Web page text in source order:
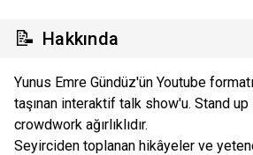
📝 Hakkında
Yunus Emre Gündüz'ün Youtube
taşınan interaktif talk show'u. Stand up
crowdwork ağırlıklıdır.
Seyirciden toplanan hikâyeler ve